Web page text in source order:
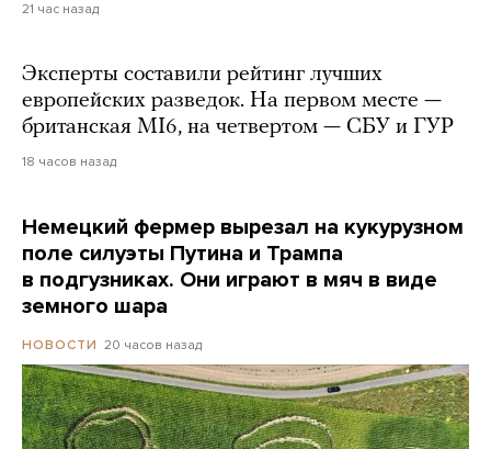
21 час назад
Эксперты составили рейтинг лучших
европейских разведок. На первом месте —
британская MI6, на четвертом — СБУ и ГУР
18 часов назад
Немецкий фермер вырезал на кукурузном
поле силуэты Путина и Трампа
в подгузниках. Они играют в мяч в виде
земного шара
НОВОСТИ 20 часов назад